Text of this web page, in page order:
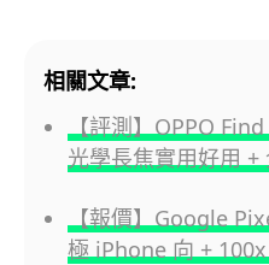
相關文章:
【評測】OPPO
光學長焦實用好用
【報價】Google
極 iPhone 向 +